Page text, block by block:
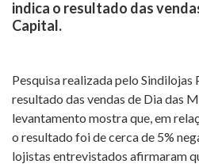
indica o resultado das
Capital.
Pesquisa realizada pelo
resultado das vendas de Dia das
levantamento mostra que, em
o resultado foi de cerca de 5%
lojistas entrevistados afirmaram